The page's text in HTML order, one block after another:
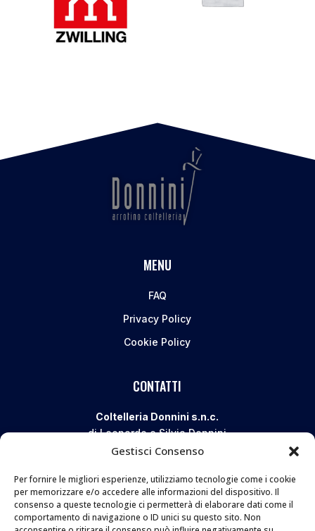
Gestisci Consenso
Per fornire le migliori esperienze, utilizziamo tecnologie come i cookie
per memorizzare e/o accedere alle informazioni del dispositivo. Il
consenso a queste tecnologie ci permetterà di elaborare dati come il
comportamento di navigazione o ID unici su questo sito. Non
MENU
FAQ
Privacy Policy
Cookie Policy
CONTATTI
Coltelleria Donnini s.n.c.
di Leonardo e Silvia Donnini
Telefono e WhatsApp:055 661 438
Email: info@donninicoltelleria.it